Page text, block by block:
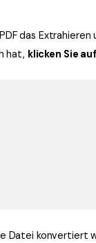
das
hat, klicken Sie
Datei konvertiert